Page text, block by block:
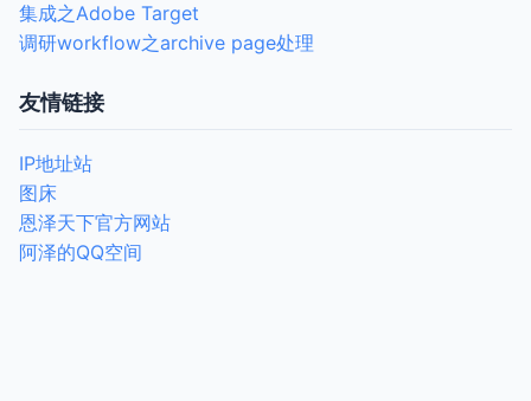
集成之Adobe Target
调研workflow之archive page处理
友情链接
IP地址站
图床
恩泽天下官方网站
阿泽的QQ空间